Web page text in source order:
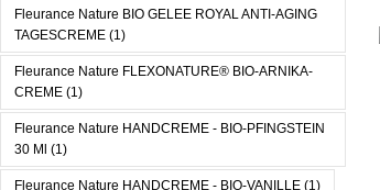
Fleurance Nature BIO GELEE ROYAL ANTI-AGING
TAGESCREME (1)
Fleurance Nature FLEXONATURE® BIO-ARNIKA-
CREME (1)
Fleurance Nature HANDCREME - BIO-PFINGSTEIN
30 Ml (1)
Fleurance Nature HANDCREME - BIO-VANILLE (1)